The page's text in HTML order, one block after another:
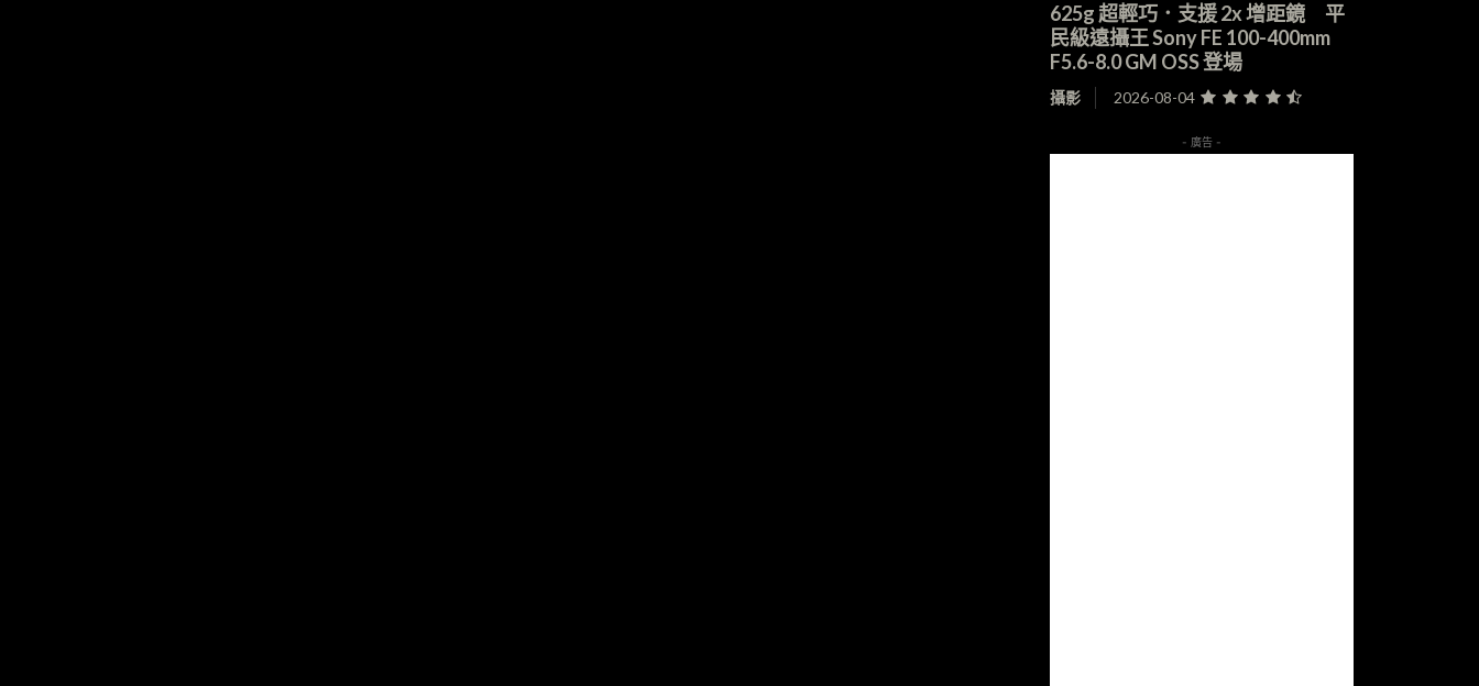
625g 超輕巧．支援 2x 增距鏡 平
民級遠攝王 Sony FE 100-400mm
F5.6-8.0 GM OSS 登場
攝影 2026-08-04
- 廣告 -